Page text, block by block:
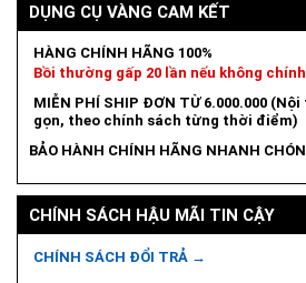
DỤNG CỤ VÀNG CAM KẾT
HÀNG CHÍNH HÃNG 100%
Bồi thường gấp 20 lần nếu không
MIỄN PHÍ SHIP ĐƠN TỪ 6.000.000
gọn, theo chính sách từng thời điểm)
BẢO HÀNH CHÍNH HÃNG NHANH
CHÍNH SÁCH HẬU MÃI TIN CẬY
CHÍNH SÁCH ĐỔI TRẢ →